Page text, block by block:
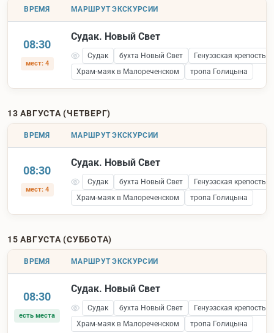
ВРЕМЯ МАРШРУТ ЭКСКУРСИИ
08:30
мест: 4
Судак. Новый Свет
Судак бухта Новый Свет
Генуэзская крепость
Храм-маяк в Малореченском
тропа Голицына
13 АВГУСТА (ЧЕТВЕРГ)
ВРЕМЯ МАРШРУТ ЭКСКУРСИИ
08:30
мест: 4
Судак. Новый Свет
Судак бухта Новый Свет
Генуэзская крепость
Храм-маяк в Малореченском
тропа Голицына
15 АВГУСТА (СУББОТА)
ВРЕМЯ МАРШРУТ ЭКСКУРСИИ
08:30
есть места
Судак. Новый Свет
Судак бухта Новый Свет
Генуэзская крепость
Храм-маяк в Малореченском
тропа Голицына